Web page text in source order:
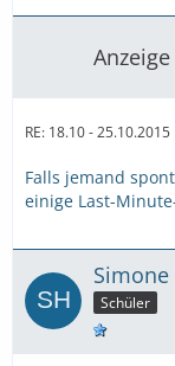
Anzeige
RE: 18.10 - 25.10.2015
Falls jemand
einige Last-
Schüler